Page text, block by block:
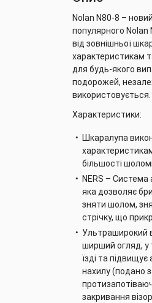
Nolan N80-8 –
популярного Nolan
від зовнішньої
характеристикам
для будь-якого
подорожей,
використовується.
Характеристики:
Шкаралупа
більшості
NERS –
яка дозволяє
зняти шолом,
стрічку, що
Ультраширокий
ширший огляд, у
їзді та
нахилу (подано
закривання